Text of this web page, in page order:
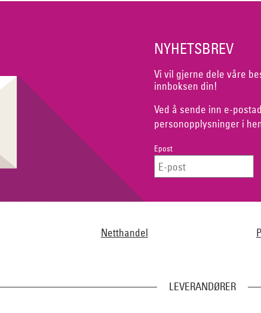
NYHETSBREV
Vi vil gjerne dele våre
innboksen din!
Ved å sende inn e-
personopplysninger i
Epost
Netthandel
LEVERANDØRER